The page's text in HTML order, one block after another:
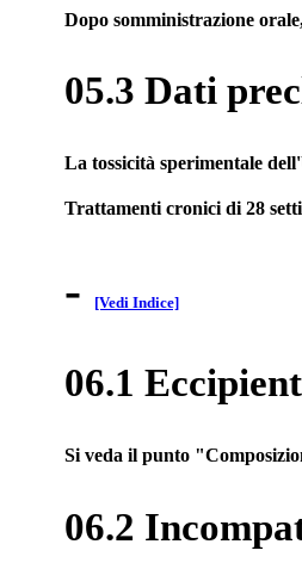
Dopo somministrazione
05.3 Dati
La tossicità sperimentale
Trattamenti cronici di 28
- [Vedi Indice]
06.1
Si veda il punto
06.2